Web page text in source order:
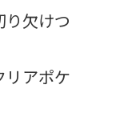
り欠けつ
リアポケ